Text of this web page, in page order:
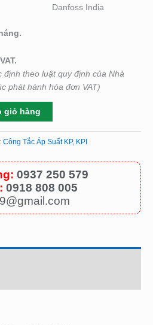
Danfoss India
định theo luật quy định của Nhà
phát hành hóa đơn VAT)
giỏ hàng
Công Tắc Áp Suất KP, KPI
0937 250 579
0918 808 005